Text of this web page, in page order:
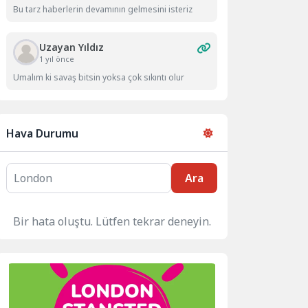
Bu tarz haberlerin devamının gelmesini isteriz
Uzayan Yıldız
1 yıl önce
Umalım ki savaş bitsin yoksa çok sıkıntı olur
Hava Durumu
Ara
Bir hata oluştu. Lütfen tekrar deneyin.